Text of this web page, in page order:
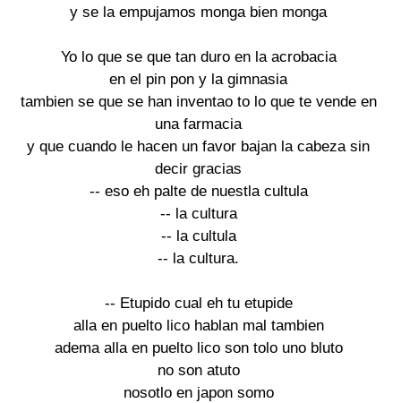
y se la empujamos monga bien monga
Yo lo que se que tan duro en la acrobacia
en el pin pon y la gimnasia
tambien se que se han inventao to lo que te vende en
una farmacia
y que cuando le hacen un favor bajan la cabeza sin
decir gracias
-- eso eh palte de nuestla cultula
-- la cultura
-- la cultula
-- la cultura.
-- Etupido cual eh tu etupide
alla en puelto lico hablan mal tambien
adema alla en puelto lico son tolo uno bluto
no son atuto
nosotlo en japon somo